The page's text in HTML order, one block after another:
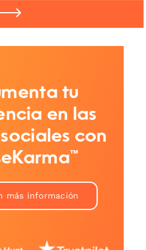
tu
en las
con
más información